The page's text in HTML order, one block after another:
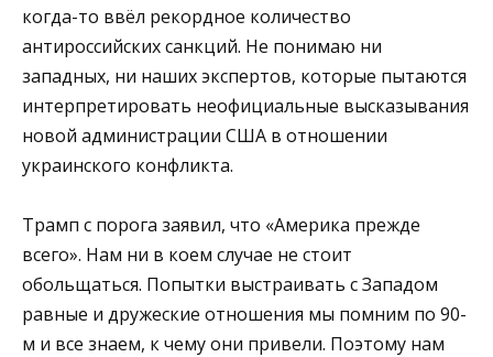
когда-то ввёл рекордное количество
антироссийских санкций. Не понимаю ни
западных, ни наших экспертов, которые пытаются
интерпретировать неофициальные высказывания
новой администрации США в отношении
украинского конфликта.
Трамп с порога заявил, что «Америка прежде
всего». Нам ни в коем случае не стоит
обольщаться. Попытки выстраивать с Западом
равные и дружеские отношения мы помним по 90-
м и все знаем, к чему они привели. Поэтому нам